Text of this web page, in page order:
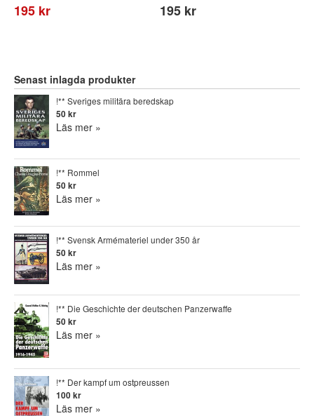
195 kr 195 kr
Senast inlagda produkter
!** Sveriges militära beredskap
50 kr
Läs mer »
!** Rommel
50 kr
Läs mer »
!** Svensk Armémateriel under 350 år
50 kr
Läs mer »
!** Die Geschichte der deutschen Panzerwaffe
50 kr
Läs mer »
!** Der kampf um ostpreussen
100 kr
Läs mer »